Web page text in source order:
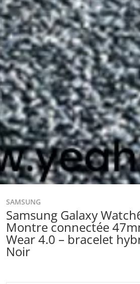
SAMSUNG
Samsung Galaxy
Montre connectée
Wear 4.0 – bracelet
Noir